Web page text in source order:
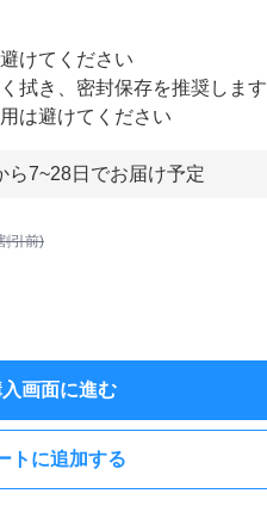
けてください
拭き、密封保存を推奨します
は避けてください
ら7~28日でお届け予定
引前)
入画面に進む
トに追加する